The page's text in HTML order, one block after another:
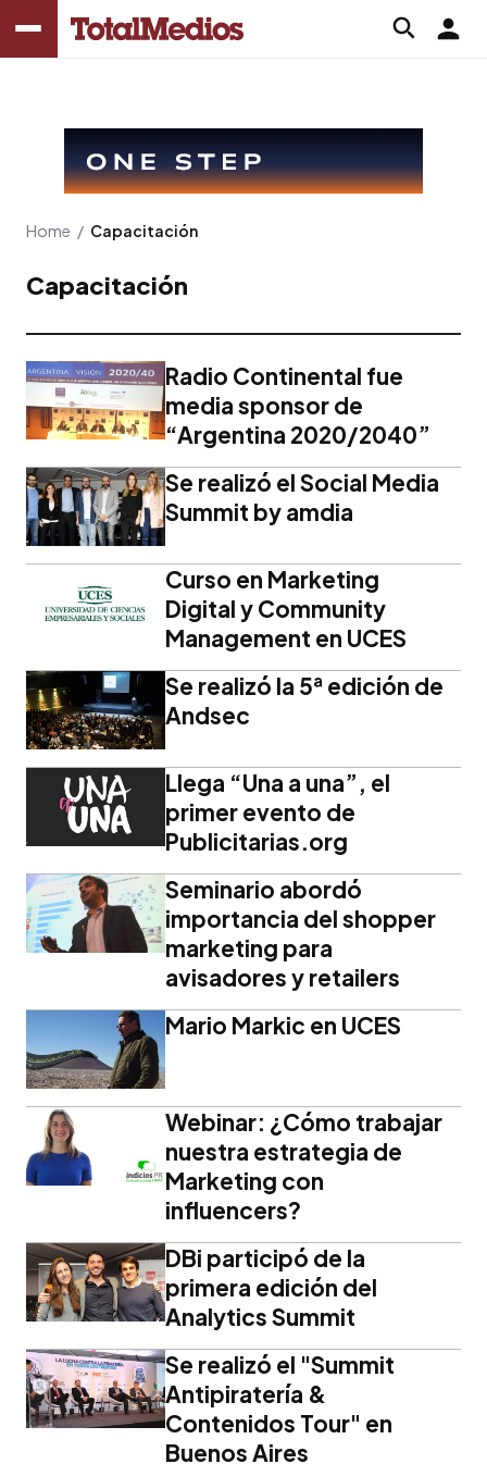
Home / Capacitación
Capacitación
Radio Continental fue
media sponsor de
“Argentina 2020/2040”
Se realizó el Social Media
Summit by amdia
Curso en Marketing
Digital y Community
Management en UCES
Se realizó la 5ª edición de
Andsec
Llega “Una a una”, el
primer evento de
Publicitarias.org
Seminario abordó
importancia del shopper
marketing para
avisadores y retailers
Mario Markic en UCES
Webinar: ¿Cómo trabajar
nuestra estrategia de
Marketing con
influencers?
DBi participó de la
primera edición del
Analytics Summit
Se realizó el "Summit
Antipiratería &
Contenidos Tour" en
Buenos Aires